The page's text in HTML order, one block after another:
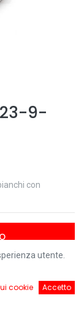
23-9-
con
utente.
cookie Accetto